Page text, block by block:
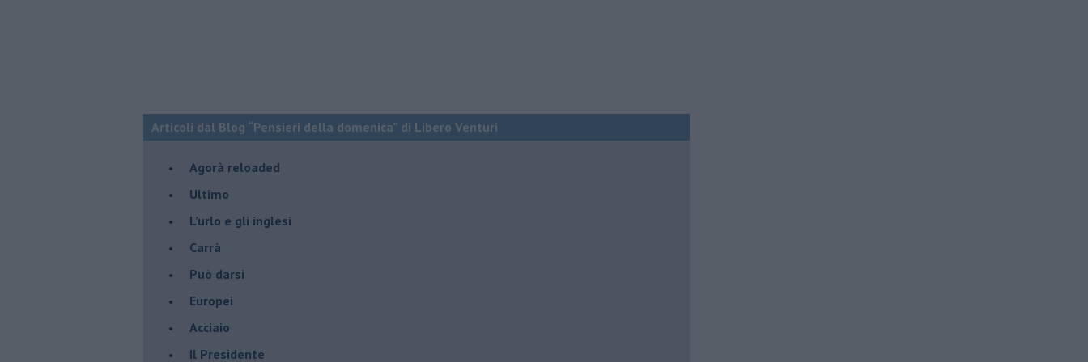
Articoli dal Blog “Pensieri della domenica” di Libero Venturi
​Agorà reloaded
Ultimo
​L’urlo e gli inglesi
Carrà
Può darsi
Europei
Acciaio
Il Presidente